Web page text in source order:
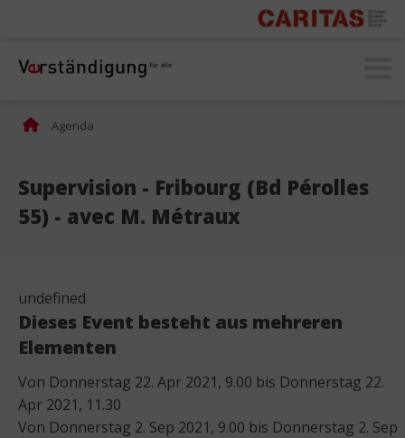
Agenda
Supervision - Fribourg (Bd Pérolles
55) - avec M. Métraux
undefined
Dieses Event besteht aus mehreren
Elementen
Von Donnerstag 22. Apr 2021, 9.00 bis Donnerstag 22.
Apr 2021, 11.30
Von Donnerstag 2. Sep 2021, 9.00 bis Donnerstag 2. Sep